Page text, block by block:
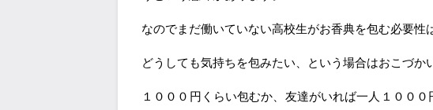
なのでまだ働いていない高校生がお香典を包む必要性
どうしても気持ちを包みたい、という場合はおこづか
１０００円くらい包むか、友達がいれば一人１００